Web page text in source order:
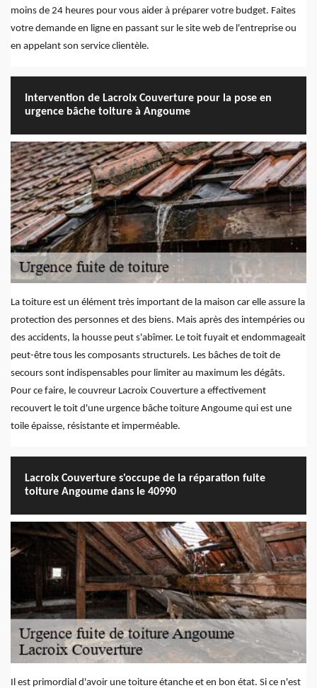
moins de 24 heures pour vous aider à préparer votre budget. Faites
votre demande en ligne en passant sur le site web de l'entreprise ou
en appelant son service clientèle.
Intervention de Lacroix Couverture pour la pose en
urgence bâche toiture à Angoume
La toiture est un élément très important de la maison car elle assure la
protection des personnes et des biens. Mais après des intempéries ou
des accidents, la housse peut s'abîmer. Le toit fuyait et endommageait
peut-être tous les composants structurels. Les bâches de toit de
secours sont indispensables pour limiter au maximum les dégâts.
Pour ce faire, le couvreur Lacroix Couverture a effectivement
recouvert le toit d'une urgence bâche toiture Angoume qui est une
toile épaisse, résistante et imperméable.
Lacroix Couverture s'occupe de la réparation fuite
toiture Angoume dans le 40990
Il est primordial d'avoir une toiture étanche et en bon état. Si ce n'est